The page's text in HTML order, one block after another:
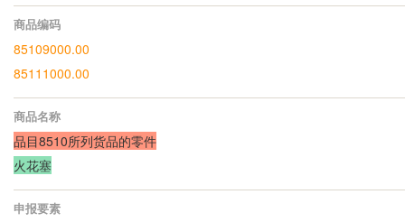
商品编码
85109000.00
85111000.00
商品名称
品目8510所列货品的零件
火花塞
申报要素